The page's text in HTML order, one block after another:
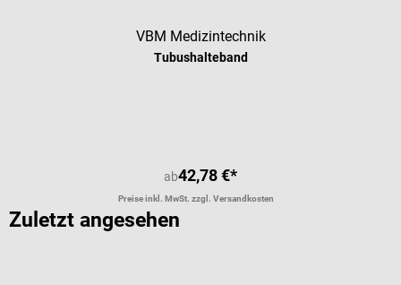
VBM Medizintechnik
Tubushalteband
ab42,78 €*
Preise inkl. MwSt. zzgl. Versandkosten
Zuletzt angesehen